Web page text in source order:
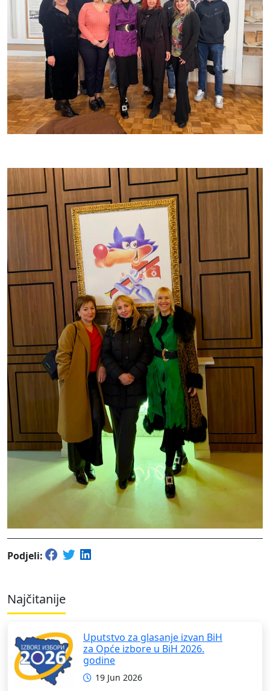
Podjeli:
Najčitanije
Uputstvo za glasanje izvan BiH
za Opće izbore u BiH 2026.
godine
19 Jun 2026